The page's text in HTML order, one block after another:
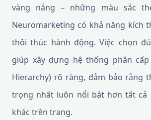
vàng nắng – những màu sắc
Neuromarketing có khả năng kích
thôi thúc hành động. Việc chọn
giúp xây dựng hệ thống phân
Hierarchy) rõ ràng, đảm bảo rằng
trọng nhất luôn nổi bật hơn tất cả
khác trên trang.